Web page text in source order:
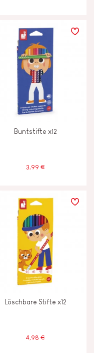
Buntstifte x12
3,99 €
Löschbare Stifte x12
4,98 €